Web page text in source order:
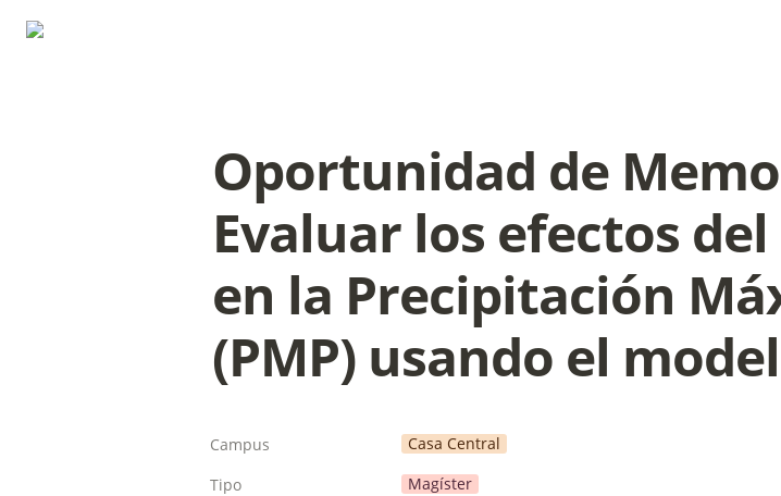
Oportunidad de
Evaluar los efectos
en la Precipitación
(PMP) usando el
Campus
Casa Central
Tipo
Magíster